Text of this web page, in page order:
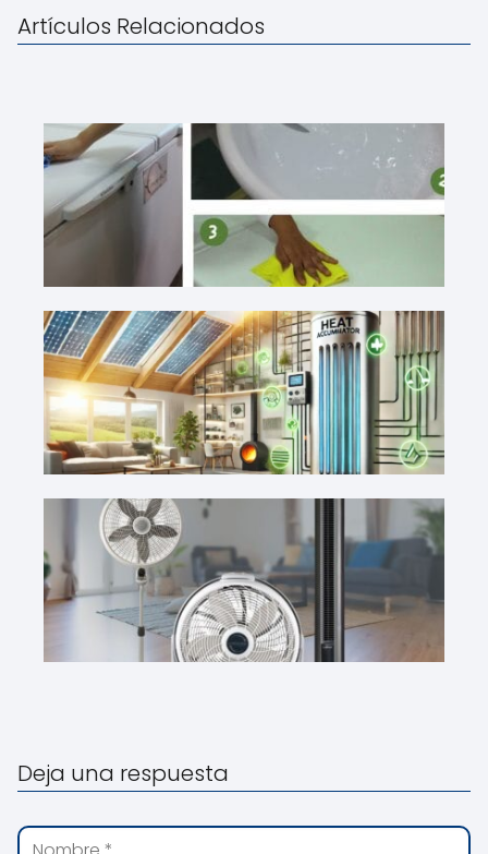
Artículos Relacionados
Deja una respuesta